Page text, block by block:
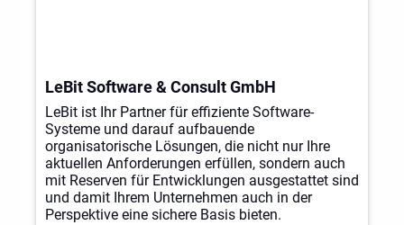
LeBit Software & Consult GmbH
LeBit ist Ihr Partner für effiziente Software-
Systeme und darauf aufbauende
organisatorische Lösungen, die nicht nur Ihre
aktuellen Anforderungen erfüllen, sondern auch
mit Reserven für Entwicklungen ausgestattet sind
und damit Ihrem Unternehmen auch in der
Perspektive eine sichere Basis bieten.